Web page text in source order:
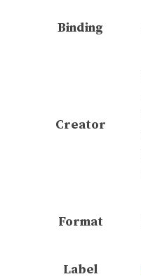
Binding
Creator
Format
Label